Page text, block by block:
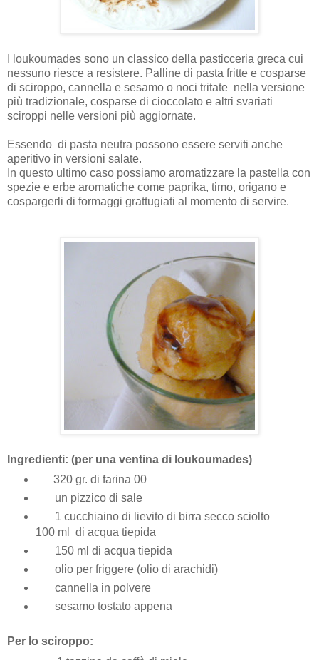
I loukoumades sono un classico della pasticceria greca cui
nessuno riesce a resistere. Palline di pasta fritte e cosparse
di sciroppo, cannella e sesamo o noci tritate nella versione
più tradizionale, cosparse di cioccolato e altri svariati
sciroppi nelle versioni più aggiornate.
Essendo di pasta neutra possono essere serviti anche
aperitivo in versioni salate.
In questo ultimo caso possiamo aromatizzare la pastella con
spezie e erbe aromatiche come paprika, timo, origano e
cospargerli di formaggi grattugiati al momento di servire.
Ingredienti: (per una ventina di loukoumades)
320 gr. di farina 00
un pizzico di sale
1 cucchiaino di lievito di birra secco sciolto
100 ml di acqua tiepida
150 ml di acqua tiepida
olio per friggere (olio di arachidi)
cannella in polvere
sesamo tostato appena
Per lo sciroppo: